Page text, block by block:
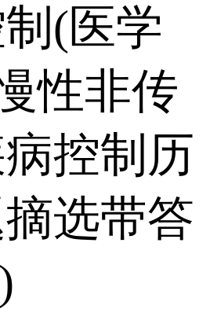
(医学
性非传
控制历
选带答